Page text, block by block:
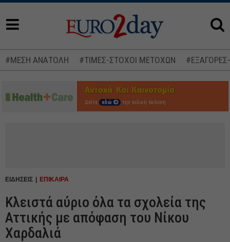
#ΜΕΣΗ ΑΝΑΤΟΛΗ #ΤΙΜΕΣ-ΣΤΟΧΟΙ ΜΕΤΟΧΩΝ
Δείτε εδώ την ειδική έκδοση
ΕΙΔΗΣΕΙΣ ΕΠΙΚΑΙΡΑ
Κλειστά αύριο όλα τα σχολεία της
Αττικής με απόφαση του Νίκου
Χαρδαλιά